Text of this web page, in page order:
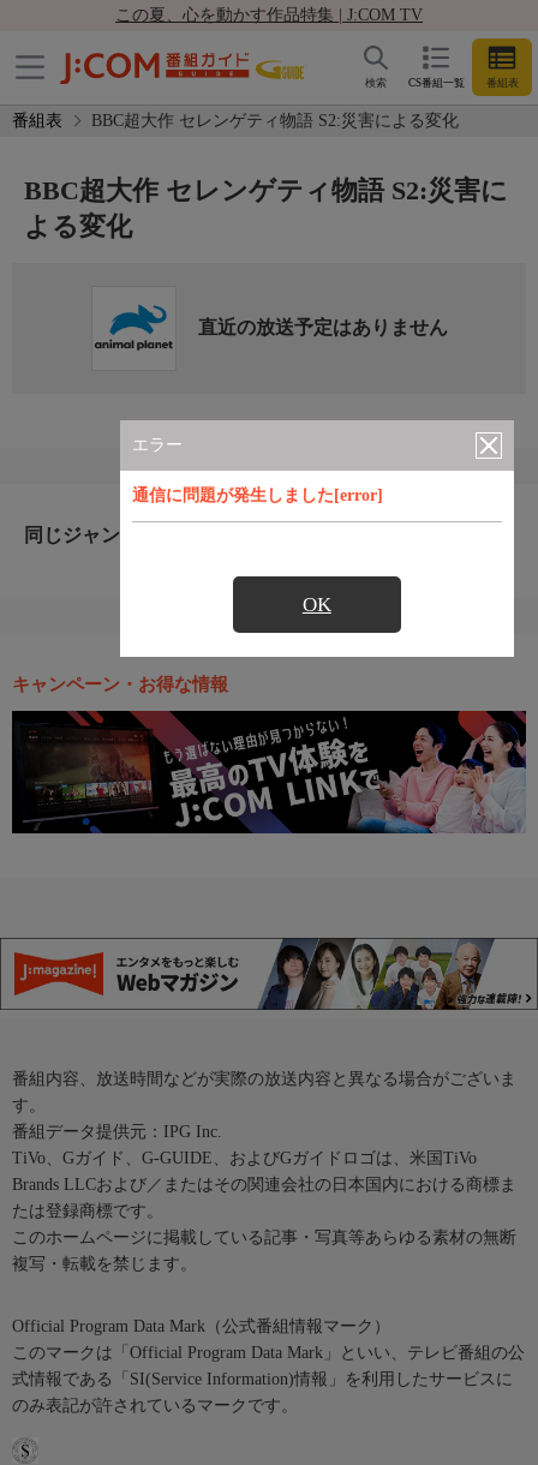
この夏、心を動かす作品特集 | J:COM TV
CS番組一覧 番組表
検索
番組表 BBC超大作 セレンゲティ物語 S2:災害による変化
エラー
通信に問題が発生しました[error]
OK
BBC超大作 セレンゲティ物語 S2:災害に
よる変化
直近の放送予定はありません
同じジャンルのおすすめ番組
キャンペーン・お得な情報
番組内容、放送時間などが実際の放送内容と異なる場合がございま
す。
番組データ提供元：IPG Inc.
TiVo、Gガイド、G-GUIDE、およびGガイドロゴは、米国TiVo
Brands LLCおよび／またはその関連会社の日本国内における商標ま
たは登録商標です。
このホームページに掲載している記事・写真等あらゆる素材の無断
複写・転載を禁じます。
Official Program Data Mark（公式番組情報マーク）
このマークは「Official Program Data Mark」といい、テレビ番組の公
式情報である「SI(Service Information)情報」を利用したサービスに
のみ表記が許されているマークです。